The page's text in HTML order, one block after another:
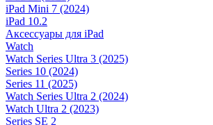
iPad Mini 7 (2024)
iPad 10.2
Аксессуары для iPad
Watch
Watch Series Ultra 3 (2025)
Series 10 (2024)
Series 11 (2025)
Watch Series Ultra 2 (2024)
Watch Ultra 2 (2023)
Series SE 2